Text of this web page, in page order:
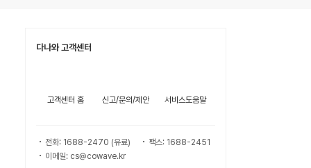
다나와 고객센터
고객센터 홈 신고/문의/제안 서비스도움말
전화: 1688-2470 (유료)
팩스: 1688-2451
이메일: cs@cowave.kr